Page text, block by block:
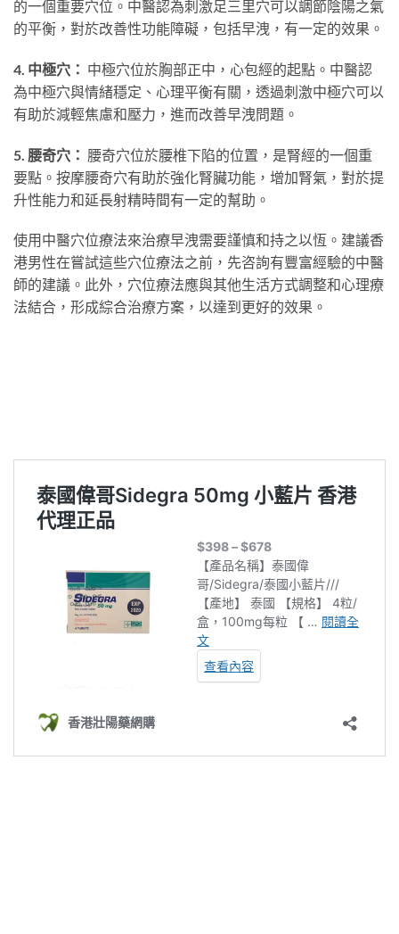
的一個重要穴位。中醫認為刺激足三里穴可以調節陰陽之氣
的平衡，對於改善性功能障礙，包括早洩，有一定的效果。
4. 中極穴： 中極穴位於胸部正中，心包經的起點。中醫認
為中極穴與情緒穩定、心理平衡有關，透過刺激中極穴可以
有助於減輕焦慮和壓力，進而改善早洩問題。
5. 腰奇穴： 腰奇穴位於腰椎下陷的位置，是腎經的一個重
要點。按摩腰奇穴有助於強化腎臟功能，增加腎氣，對於提
升性能力和延長射精時間有一定的幫助。
使用中醫穴位療法來治療早洩需要謹慎和持之以恆。建議香
港男性在嘗試這些穴位療法之前，先咨詢有豐富經驗的中醫
師的建議。此外，穴位療法應與其他生活方式調整和心理療
法結合，形成綜合治療方案，以達到更好的效果。